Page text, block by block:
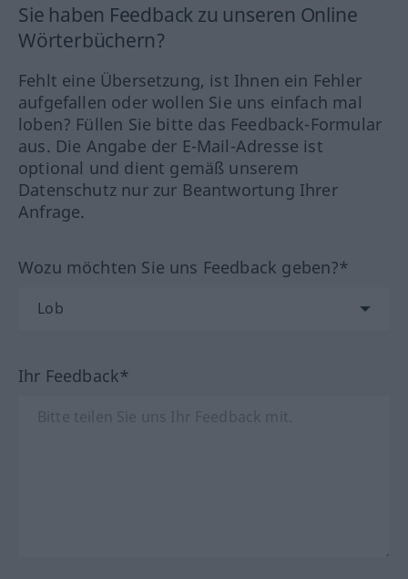
Sie haben Feedback zu unseren Online
Wörterbüchern?
Fehlt eine Übersetzung, ist Ihnen ein Fehler
aufgefallen oder wollen Sie uns einfach mal
loben? Füllen Sie bitte das Feedback-Formular
aus. Die Angabe der E-Mail-Adresse ist
optional und dient gemäß unserem
Datenschutz nur zur Beantwortung Ihrer
Anfrage.
Wozu möchten Sie uns Feedback geben?*
Ihr Feedback*